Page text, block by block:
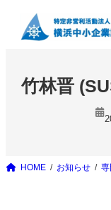
竹林晋
HOME お知らせ 専